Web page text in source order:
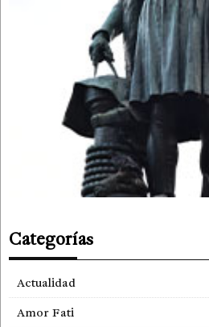
Categorías
Actualidad
Amor Fati